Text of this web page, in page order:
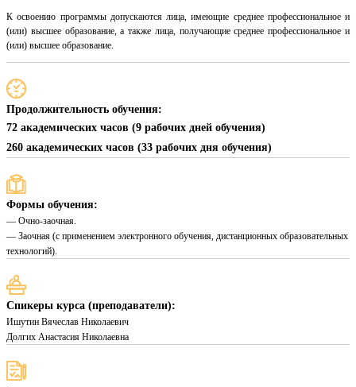
К освоению программы допускаются лица, имеющие среднее профессиональное и
(или) высшее образование, а также лица, получающие среднее профессиональное и
(или) высшее образование.
Продолжительность обучения:
72 академических часов (9 рабочих дней обучения)
260 академических часов (33 рабочих дня обучения)
Формы обучения:
— Очно-заочная.
— Заочная (с применением электронного обучения, дистанционных образовательных
технологий).
Спикеры курса (преподаватели):
Ишутин Вячеслав Николаевич
Долгих Анастасия Николаевна